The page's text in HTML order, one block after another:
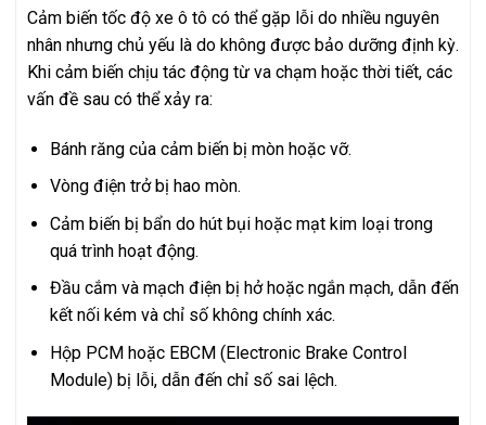
Cảm biến tốc độ xe ô tô có thể gặp lỗi do nhiều nguyên
nhân nhưng chủ yếu là do không được bảo dưỡng định kỳ.
Khi cảm biến chịu tác động từ va chạm hoặc thời tiết, các
vấn đề sau có thể xảy ra:
Bánh răng của cảm biến bị mòn hoặc vỡ.
Vòng điện trở bị hao mòn.
Cảm biến bị bẩn do hút bụi hoặc mạt kim loại trong
quá trình hoạt động.
Đầu cắm và mạch điện bị hở hoặc ngắn mạch, dẫn đến
kết nối kém và chỉ số không chính xác.
Hộp PCM hoặc EBCM (Electronic Brake Control
Module) bị lỗi, dẫn đến chỉ số sai lệch.